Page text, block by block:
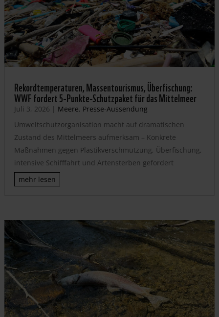
Rekordtemperaturen, Massentourismus, Überfischung:
WWF fordert 5-Punkte-Schutzpaket für das Mittelmeer
Juli 3, 2026 | Meere, Presse-Aussendung
Umweltschutzorganisation macht auf dramatischen
Zustand des Mittelmeers aufmerksam – Konkrete
Maßnahmen gegen Plastikverschmutzung, Überfischung,
intensive Schifffahrt und Artensterben gefordert
mehr lesen